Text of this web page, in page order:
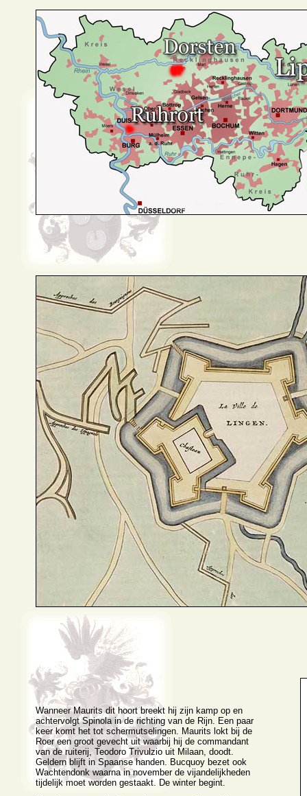
Wanneer Maurits dit hoort breekt hij zijn kamp op en
achtervolgt Spinola in de richting van de Rijn. Een paar
keer komt het tot schermutselingen. Maurits lokt bij de
Roer een groot gevecht uit waarbij hij de commandant
van de ruiterij, Teodoro Trivulzio uit Milaan, doodt.
Geldern blijft in Spaanse handen. Bucquoy bezet ook
Wachtendonk waarna in november de vijandelijkheden
tijdelijk moet worden gestaakt. De winter begint.